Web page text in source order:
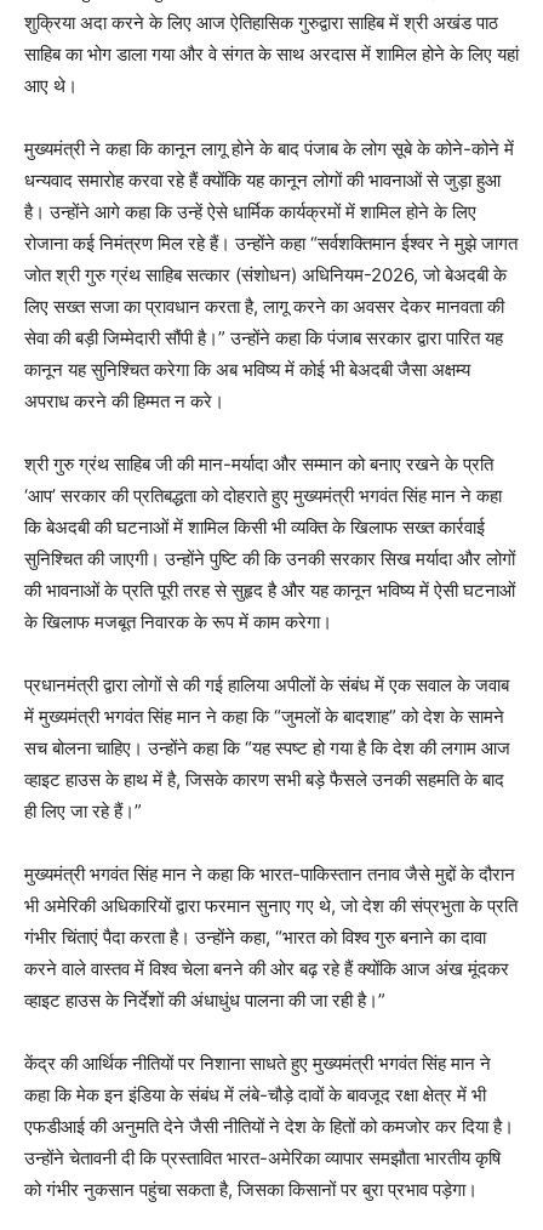
शुक्रिया अदा करने के लिए आज ऐतिहासिक गुरुद्वारा साहिब में श्री अखंड पाठ
साहिब का भोग डाला गया और वे संगत के साथ अरदास में शामिल होने के लिए यहां
आए थे।
मुख्यमंत्री ने कहा कि कानून लागू होने के बाद पंजाब के लोग सूबे के कोने-कोने में
धन्यवाद समारोह करवा रहे हैं क्योंकि यह कानून लोगों की भावनाओं से जुड़ा हुआ
है। उन्होंने आगे कहा कि उन्हें ऐसे धार्मिक कार्यक्रमों में शामिल होने के लिए
रोजाना कई निमंत्रण मिल रहे हैं। उन्होंने कहा “सर्वशक्तिमान ईश्वर ने मुझे जागत
जोत श्री गुरु ग्रंथ साहिब सत्कार (संशोधन) अधिनियम-2026, जो बेअदबी के
लिए सख्त सजा का प्रावधान करता है, लागू करने का अवसर देकर मानवता की
सेवा की बड़ी जिम्मेदारी सौंपी है।” उन्होंने कहा कि पंजाब सरकार द्वारा पारित यह
कानून यह सुनिश्चित करेगा कि अब भविष्य में कोई भी बेअदबी जैसा अक्षम्य
अपराध करने की हिम्मत न करे।
श्री गुरु ग्रंथ साहिब जी की मान-मर्यादा और सम्मान को बनाए रखने के प्रति
‘आप’ सरकार की प्रतिबद्धता को दोहराते हुए मुख्यमंत्री भगवंत सिंह मान ने कहा
कि बेअदबी की घटनाओं में शामिल किसी भी व्यक्ति के खिलाफ सख्त कार्रवाई
सुनिश्चित की जाएगी। उन्होंने पुष्टि की कि उनकी सरकार सिख मर्यादा और लोगों
की भावनाओं के प्रति पूरी तरह से सुहृद है और यह कानून भविष्य में ऐसी घटनाओं
के खिलाफ मजबूत निवारक के रूप में काम करेगा।
प्रधानमंत्री द्वारा लोगों से की गई हालिया अपीलों के संबंध में एक सवाल के जवाब
में मुख्यमंत्री भगवंत सिंह मान ने कहा कि “जुमलों के बादशाह” को देश के सामने
सच बोलना चाहिए। उन्होंने कहा कि “यह स्पष्ट हो गया है कि देश की लगाम आज
व्हाइट हाउस के हाथ में है, जिसके कारण सभी बड़े फैसले उनकी सहमति के बाद
ही लिए जा रहे हैं।”
मुख्यमंत्री भगवंत सिंह मान ने कहा कि भारत-पाकिस्तान तनाव जैसे मुद्दों के दौरान
भी अमेरिकी अधिकारियों द्वारा फरमान सुनाए गए थे, जो देश की संप्रभुता के प्रति
गंभीर चिंताएं पैदा करता है। उन्होंने कहा, “भारत को विश्व गुरु बनाने का दावा
करने वाले वास्तव में विश्व चेला बनने की ओर बढ़ रहे हैं क्योंकि आज अंख मूंदकर
व्हाइट हाउस के निर्देशों की अंधाधुंध पालना की जा रही है।”
केंद्र की आर्थिक नीतियों पर निशाना साधते हुए मुख्यमंत्री भगवंत सिंह मान ने
कहा कि मेक इन इंडिया के संबंध में लंबे-चौड़े दावों के बावजूद रक्षा क्षेत्र में भी
एफडीआई की अनुमति देने जैसी नीतियों ने देश के हितों को कमजोर कर दिया है।
उन्होंने चेतावनी दी कि प्रस्तावित भारत-अमेरिका व्यापार समझौता भारतीय कृषि
को गंभीर नुकसान पहुंचा सकता है, जिसका किसानों पर बुरा प्रभाव पड़ेगा।